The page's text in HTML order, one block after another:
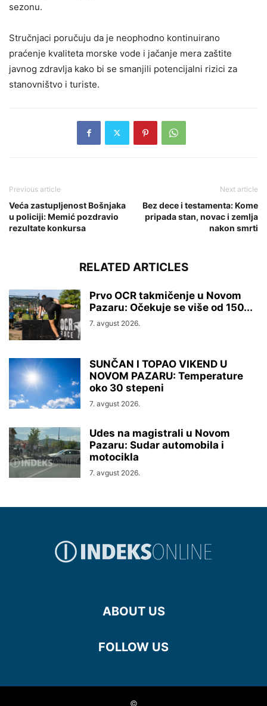
sezonu.
Stručnjaci poručuju da je neophodno kontinuirano
praćenje kvaliteta morske vode i jačanje mera zaštite
javnog zdravlja kako bi se smanjili potencijalni rizici za
stanovništvo i turiste.
Previous article
Veća zastupljenost Bošnjaka
u policiji: Memić pozdravio
rezultate konkursa
Next article
Bez dece i testamenta: Kome
pripada stan, novac i zemlja
nakon smrti
RELATED ARTICLES
Prvo OCR takmičenje u Novom
Pazaru: Očekuje se više od 150...
7. avgust 2026.
SUNČAN I TOPAO VIKEND U
NOVOM PAZARU: Temperature
oko 30 stepeni
7. avgust 2026.
Udes na magistrali u Novom
Pazaru: Sudar automobila i
motocikla
7. avgust 2026.
ABOUT US
FOLLOW US
©